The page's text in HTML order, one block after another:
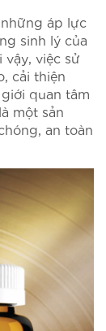
áp lực
sinh lý của
vậy, việc sử
cải thiện
quan tâm
một sản
an toàn